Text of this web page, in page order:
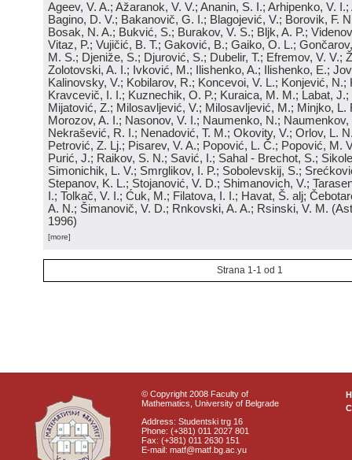
Ageev, V. A.; Ažaranok, V. V.; Ananin, S. I.; Arhipenko, V.
Bagino, D. V.; Bakanovič, G. I.; Blagojević, V.; Borovik, F.
Bosak, N. A.; Bukvić, S.; Burakov, V. S.; Bljk, A. P.;
Vitaz, P.; Vujičić, B. T.; Gaković, B.; Gaiko, O. L.;
M. S.; Djeniže, S.; Djurović, S.; Dubelir, T.; Efremov, V. V.;
Zolotovski, A. I.; Ivković, M.; Ilishenko, A.; Ilishenko, E.;
Kalinovsky, V.; Kobilarov, R.; Koncevoi, V. L.; Konjević, N.;
Kravcevič, I. I.; Kuznechik, O. P.; Kuraica, M. M.; Labat,
Mijatović, Z.; Milosavljević, V.; Milosavljević, M.; Minjko, L.
Morozov, A. I.; Nasonov, V. I.; Naumenko, N.; Naumenkov,
Nekrašević, R. I.; Nenadović, T. M.; Okovity, V.; Orlov, L.
Petrović, Z. Lj.; Pisarev, V. A.; Popović, L. Č.; Popović, M.
Purić, J.; Raikov, S. N.; Savić, I.; Sahal - Brechot, S.;
Simonichik, L. V.; Smrglikov, I. P.; Sobolevskij, S.;
Stepanov, K. L.; Stojanović, V. D.; Shimanovich, V.;
I.; Tolkač, V. I.; Ćuk, M.; Filatova, I. I.; Havat, Š. alj;
A. N.; Šimanovič, V. D.; Rnkovski, A. A.; Rsinski, V. M. (
1996)
[more]
Strana 1-1 od 1
© Copyright 2008 Faculty of
Mathematics, University of Belgrade
Address: Studentski trg 16
Phone: (+381) 011 2027 801
Fax: (+381) 011 2630 151
E-mail: matf@matf.bg.ac.yu